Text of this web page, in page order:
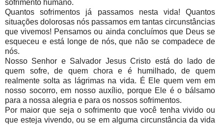
sofrimento humano.
Quantos sofrimentos já passamos nesta vida! Quantos
situações dolorosas nós passamos em tantas circunstâncias
que vivemos! Pensamos ou ainda concluímos que Deus se
esqueceu e está longe de nós, que não se compadece de
nós.
Nosso Senhor e Salvador Jesus Cristo está do lado de
quem sofre, de quem chora e é humilhado, de quem
realmente solta as lágrimas na vida. É Ele quem vem em
nosso socorro, em nosso auxílio, porque Ele é o bálsamo
para a nossa alegria e para os nossos sofrimentos.
Por maior que seja o sofrimento que você tenha vivido ou
que esteja vivendo, ou se em alguma circunstância da vida